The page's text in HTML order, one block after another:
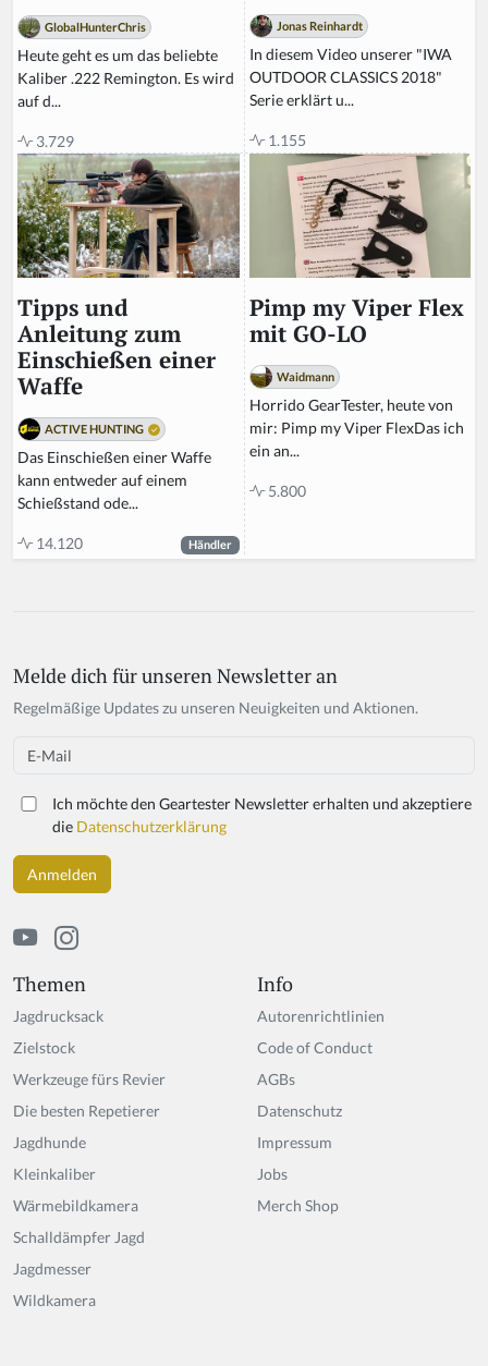
GlobalHunterChris
Heute geht es um das beliebte
Kaliber .222 Remington. Es wird
auf d...
3.729
Jonas Reinhardt
In diesem Video unserer "IWA
OUTDOOR CLASSICS 2018"
Serie erklärt u...
1.155
Tipps und
Anleitung zum
Einschießen einer
Waffe
ACTIVE HUNTING
Das Einschießen einer Waffe
kann entweder auf einem
Schießstand ode...
14.120 Händler
Pimp my Viper Flex
mit GO-LO
Waidmann
Horrido GearTester, heute von
mir: Pimp my Viper FlexDas ich
ein an...
5.800
Themen
Jagdrucksack
Zielstock
Werkzeuge fürs Revier
Die besten Repetierer
Jagdhunde
Kleinkaliber
Wärmebildkamera
Schalldämpfer Jagd
Jagdmesser
Wildkamera
Info
Autorenrichtlinien
Code of Conduct
AGBs
Datenschutz
Impressum
Jobs
Merch Shop
Melde dich für unseren Newsletter an
Regelmäßige Updates zu unseren Neuigkeiten und Aktionen.
Email
Ich möchte den Geartester Newsletter erhalten und akzeptiere
die Datenschutzerklärung